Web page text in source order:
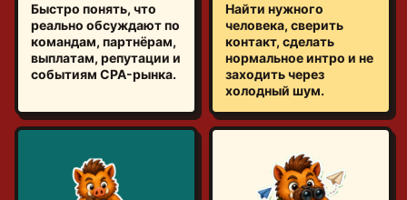
Быстро понять, что
реально обсуждают по
командам, партнёрам,
выплатам, репутации и
событиям CPA-рынка.
Найти нужного
человека, сверить
контакт, сделать
нормальное интро и не
заходить через
холодный шум.